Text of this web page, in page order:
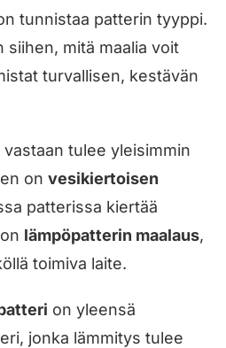
tunnistaa patterin tyyppi.
siihen, mitä maalia voit
turvallisen, kestävän
tulee yleisimmin
on vesikiertoisen
patterissa kiertää
lämpöpatterin maalaus,
toimiva laite.
on yleensä
jonka lämmitys tulee